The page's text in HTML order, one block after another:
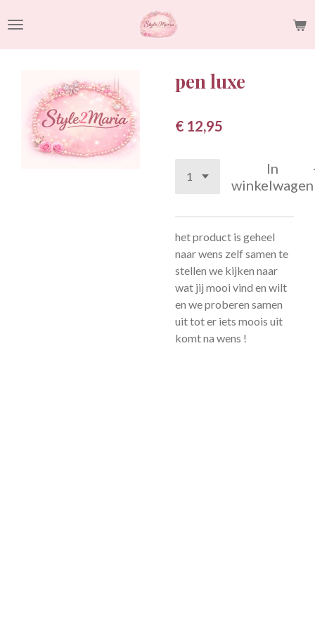
direct
naar
hoofdinhoud
pen luxe
€ 12,95
In
winkelwagen
het product is geheel
naar wens zelf samen te
stellen we kijken naar
wat jij mooi vind en wilt
en we proberen samen
uit tot er iets moois uit
komt na wens !